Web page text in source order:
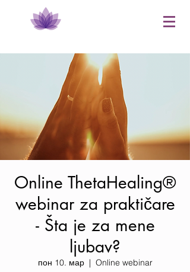
Online ThetaHealing®
webinar za praktičare
- Šta je za mene
ljubav?
пон 10. мар
  |
Online webinar